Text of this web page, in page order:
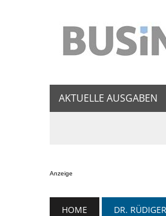
AKTUELLE AUSGABEN
Anzeige
HOME DR.